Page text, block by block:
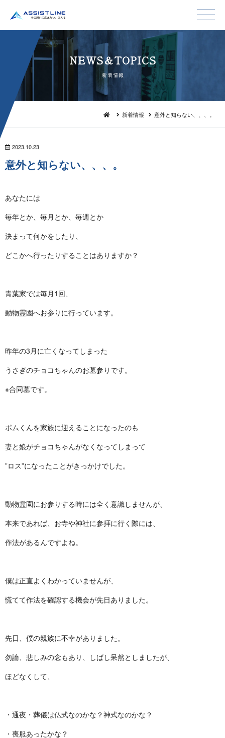
NEWS＆TO P I C S
新 着 情 報
新着情報 意外と知らない、、、。
2023.10.23
意外と知らない 、 、 、 。
あなたには
毎年とか、毎月とか、毎週とか
決まって何かをしたり、
どこかへ行ったりすることはありますか？
青葉家では毎月1回、
動物霊園へお参りに行っています。
昨年の3月に亡くなってしまった
うさぎのチョコちゃんのお墓参りです。
※合同墓です。
ポムくんを家族に迎えることになったのも
妻と娘がチョコちゃんがなくなってしまって
”ロス”になったことがきっかけでした。
動物霊園にお参りする時には全く意識しませんが、
本来であれば、お寺や神社に参拝に行く際には、
作法があるんですよね。
僕は正直よくわかっていませんが、
慌てて作法を確認する機会が先日ありました。
先日、僕の親族に不幸がありました。
勿論、悲しみの念もあり、しばし呆然としましたが、
ほどなくして、
・通夜・葬儀は仏式なのかな？神式なのかな？
・喪服あったかな？